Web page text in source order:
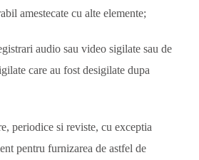
amestecate cu alte elemente;
audio sau video sigilate sau de
care au fost desigilate dupa
periodice si reviste, cu exceptia
pentru furnizarea de astfel de